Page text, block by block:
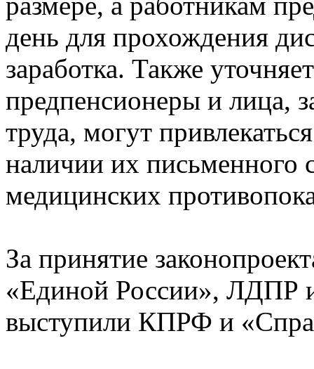
день для прохождения
заработка. Также
предпенсионеры и лица,
труда, могут
наличии их письменного
медицинских
За принятие
«Единой России», ЛДПР
выступили КПРФ и